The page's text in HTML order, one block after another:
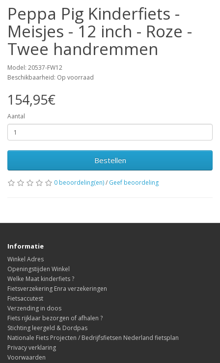
Peppa Pig Kinderfiets -
Meisjes - 12 inch - Roze -
Twee handremmen
Model: 20537-FW12
Beschikbaarheid: Op voorraad
154,95€
Aantal
Bestellen
0 beoordeling(en)/ Geef beoordeling
Informatie
Winkel Adres
Openingstijden Winkel
Welke Maat kinderfiets ?
Fietsverzekering Enra verzekeringen
Fietsaccutest
Verzending in doos
Fiets rijklaar bezorgen of afhalen ?
Stichting leergeld & Dordpas
Nationale Fiets Projecten / Bedrijfsfietsen Nederland fietsplan
Privacy verklaring
Voorwaarden